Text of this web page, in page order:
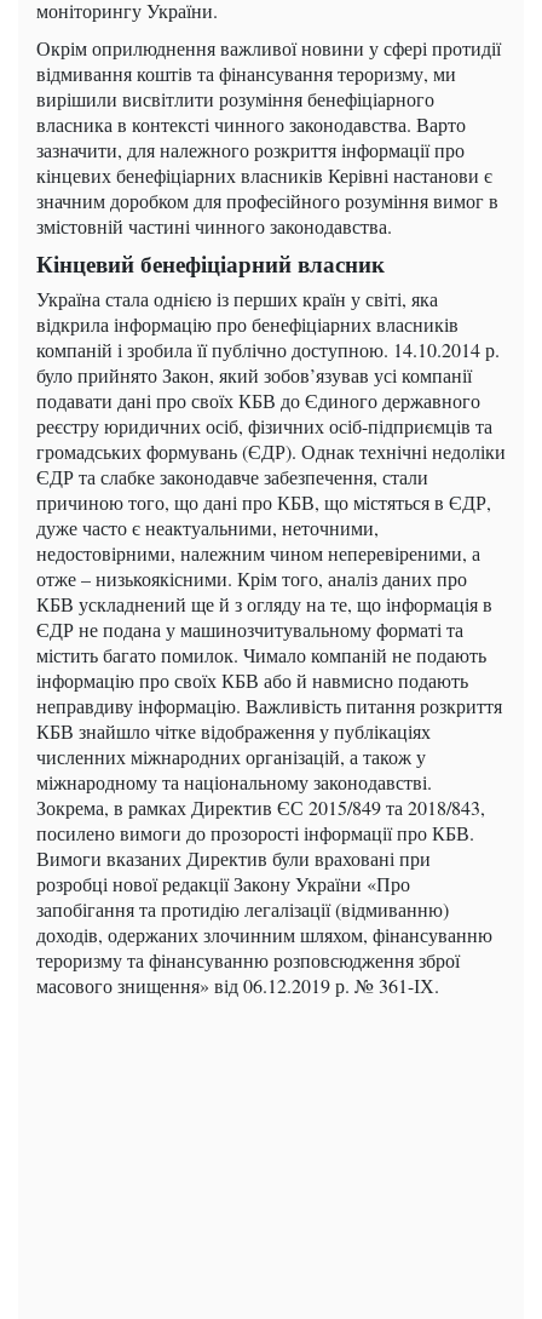
моніторингу України.
Окрім оприлюднення важливої новини у сфері протидії
відмивання коштів та фінансування тероризму, ми
вирішили висвітлити розуміння бенефіціарного
власника в контексті чинного законодавства. Варто
зазначити, для належного розкриття інформації про
кінцевих бенефіціарних власників Керівні настанови є
значним доробком для професійного розуміння вимог в
змістовній частині чинного законодавства.
Кінцевий бенефіціарний власник
Україна стала однією із перших країн у світі, яка
відкрила інформацію про бенефіціарних власників
компаній і зробила її публічно доступною. 14.10.2014 р.
було прийнято Закон, який зобов’язував усі компанії
подавати дані про своїх КБВ до Єдиного державного
реєстру юридичних осіб, фізичних осіб-підприємців та
громадських формувань (ЄДР). Однак технічні недоліки
ЄДР та слабке законодавче забезпечення, стали
причиною того, що дані про КБВ, що містяться в ЄДР,
дуже часто є неактуальними, неточними,
недостовірними, належним чином неперевіреними, а
отже – низькоякісними. Крім того, аналіз даних про
КБВ ускладнений ще й з огляду на те, що інформація в
ЄДР не подана у машинозчитувальному форматі та
містить багато помилок. Чимало компаній не подають
інформацію про своїх КБВ або й навмисно подають
неправдиву інформацію. Важливість питання розкриття
КБВ знайшло чітке відображення у публікаціях
численних міжнародних організацій, а також у
міжнародному та національному законодавстві.
Зокрема, в рамках Директив ЄС 2015/849 та 2018/843,
посилено вимоги до прозорості інформації про КБВ.
Вимоги вказаних Директив були враховані при
розробці нової редакції Закону України «Про
запобігання та протидію легалізації (відмиванню)
доходів, одержаних злочинним шляхом, фінансуванню
тероризму та фінансуванню розповсюдження зброї
масового знищення» від 06.12.2019 р. № 361-ІХ.